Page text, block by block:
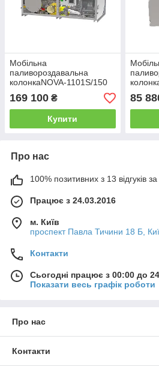
Мобільна
паливороздавальна
колонкаNOVA-1101S/150
мн (напірна 200 л/хв)
169 100 ₴
Купити
мн
85
Про нас
100% позитивних з 13 відгуків за
Працює з 24.03.2016
м. Київ
проспект Павла Тичини 18 Б,
Контакти
Сьогодні працює з 00:00 до
Показати весь графік роботи
Про нас
Контакти